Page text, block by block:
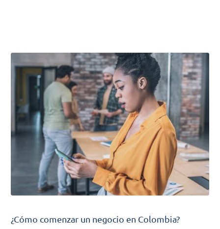
¿Cómo comenzar un negocio en Colombia?